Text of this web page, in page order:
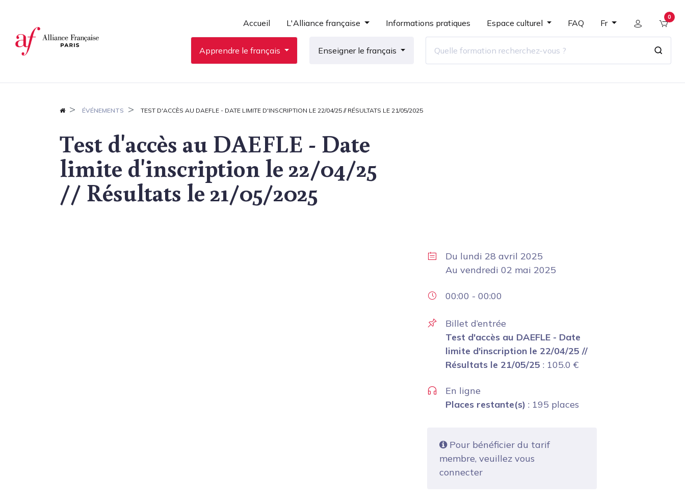
Accueil L'Alliance française Informations pratiques Espace culturel FAQ Fr
0
Apprendre le français Enseigner le français
ÉVÉNEMENTS TEST D'ACCÈS AU DAEFLE - DATE LIMITE D'INSCRIPTION LE 22/04/25 // RÉSULTATS LE 21/05/2025
Test d'accès au DAEFLE - Date
limite d'inscription le 22/04/25
// Résultats le 21/05/2025
Du lundi 28 avril 2025
Au vendredi 02 mai 2025
00:00 - 00:00
Billet d’entrée
Test d'accès au DAEFLE - Date
limite d'inscription le 22/04/25 //
Résultats le 21/05/25 : 105.0 €
En ligne
Places restante(s) : 195 places
Pour bénéficier du tarif
membre, veuillez vous
connecter